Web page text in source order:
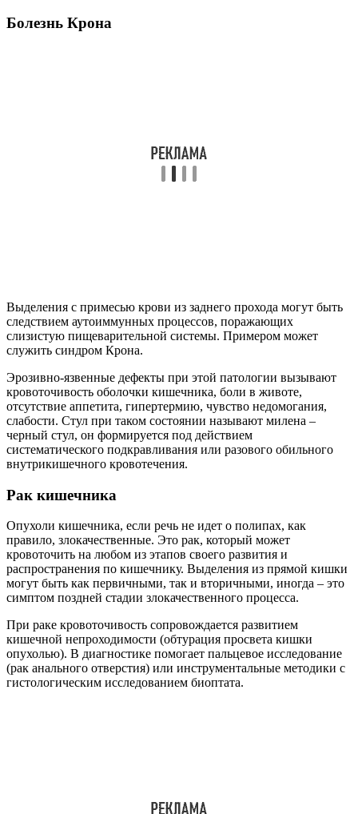
Болезнь Крона
Выделения с примесью крови из заднего прохода могут быть
следствием аутоиммунных процессов, поражающих
слизистую пищеварительной системы. Примером может
служить синдром Крона.
Эрозивно-язвенные дефекты при этой патологии вызывают
кровоточивость оболочки кишечника, боли в животе,
отсутствие аппетита, гипертермию, чувство недомогания,
слабости. Стул при таком состоянии называют милена –
черный стул, он формируется под действием
систематического подкравливания или разового обильного
внутрикишечного кровотечения.
Рак кишечника
Опухоли кишечника, если речь не идет о полипах, как
правило, злокачественные. Это рак, который может
кровоточить на любом из этапов своего развития и
распространения по кишечнику. Выделения из прямой кишки
могут быть как первичными, так и вторичными, иногда – это
симптом поздней стадии злокачественного процесса.
При раке кровоточивость сопровождается развитием
кишечной непроходимости (обтурация просвета кишки
опухолью). В диагностике помогает пальцевое исследование
(рак анального отверстия) или инструментальные методики с
гистологическим исследованием биоптата.